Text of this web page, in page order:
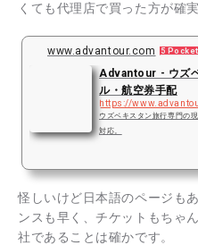
くても代理店で買った方が確実
www.advantour.com 5
Advantour - ウズ
ル・航空券手配
https://
ウズベキスタン旅行専門の
対応。
怪しいけど日本語のページも
ンスも早く、チケットもちゃ
社であることは確かです。